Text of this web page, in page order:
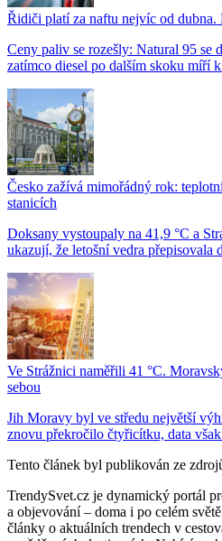
Řidiči platí za naftu nejvíc od
Ceny paliv se rozešly: Natural 95 se
zatímco diesel po dalším skoku míří
Česko zažívá mimořádný rok:
stanicích
Doksany vystoupaly na 41,9 °C a
ukazují, že letošní vedra přepisovala
Ve Strážnici naměřili 41 °C.
sebou
Jih Moravy byl ve středu největší
znovu překročilo čtyřicítku, data
Tento článek byl publikován ze
TrendySvet.cz je dynamický portál
a objevování – doma i po celém
články o aktuálních trendech v